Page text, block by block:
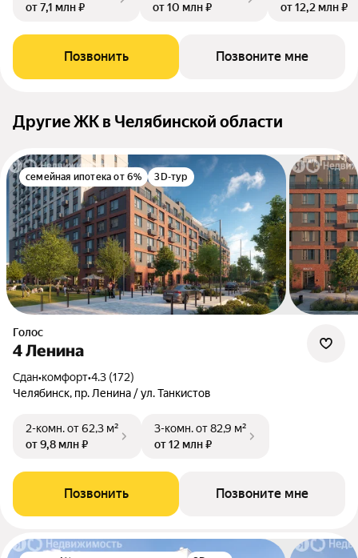
от 7,1 млн ₽
от 10 млн ₽
от 12,2 млн ₽
Позвонить Позвоните мне
Другие ЖК в Челябинской области
семейная ипотека от 6% 3D-тур
Голос
4 Ленина
Сдан•комфорт•4.3 (172)
Челябинск, пр. Ленина / ул. Танкистов
2-комн.от 62,3 м²
от 9,8 млн ₽
3-комн.от 82,9 м²
от 12 млн ₽
Позвонить Позвоните мне